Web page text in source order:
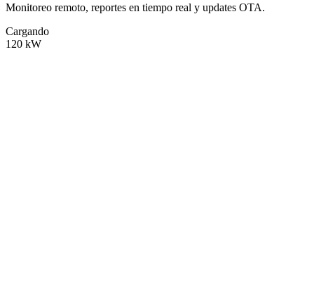
Monitoreo remoto, reportes en tiempo real y updates OTA.
Cargando
120 kW